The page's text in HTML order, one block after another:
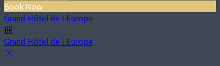
Book Now
Grand Hôtel de l Europe
Grand Hôtel de l Europe